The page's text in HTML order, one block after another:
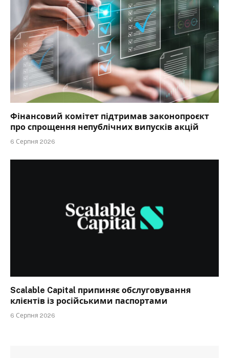
Фінансовий комітет підтримав законопроєкт
про спрощення непублічних випусків акцій
6 Серпня 2026
Scalable Capital припиняє обслуговування
клієнтів із російськими паспортами
6 Серпня 2026